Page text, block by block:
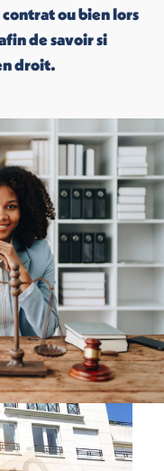
ou bien lors
de savoir si
droit.